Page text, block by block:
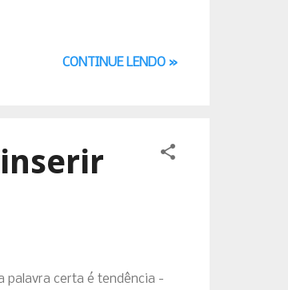
CONTINUE LENDO »
palavra certa é tendência -